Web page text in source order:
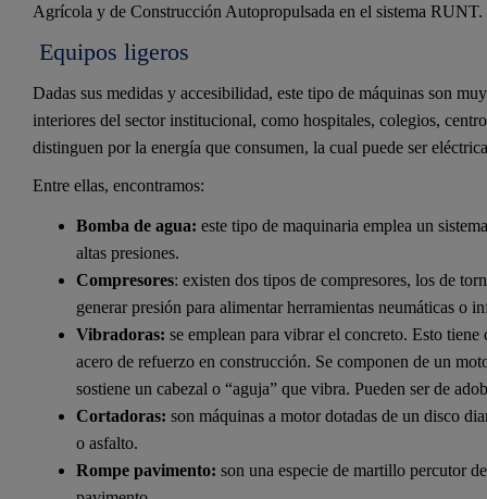
Agrícola y de Construcción Autopropulsada en el sistema RUNT.
Equipos ligeros
Dadas sus medidas y accesibilidad, este tipo de máquinas son
interiores del sector institucional, como hospitales, colegios,
distinguen por la energía que consumen, la cual puede ser
Entre ellas, encontramos:
Bomba de agua: este tipo de maquinaria emplea un
altas presiones.
Compresores: existen dos tipos de compresores, los de
generar presión para alimentar herramientas neumáticas o
Vibradoras: se emplean para vibrar el concreto. Esto
acero de refuerzo en construcción. Se componen de un
sostiene un cabezal o “aguja” que vibra. Pueden ser de
Cortadoras: son máquinas a motor dotadas de un disco
o asfalto.
Rompe pavimento: son una especie de martillo percutor